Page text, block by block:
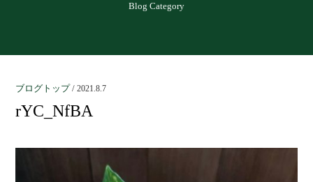
Blog Category
ブログトップ /2021.8.7
rYC_NfBA